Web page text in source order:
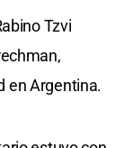
Tzvi
en Argentina.